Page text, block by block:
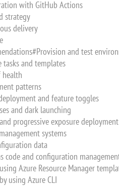
with GitHub Actions
strategy
delivery
and test
tasks and templates
patterns
and feature toggles
and dark launching
progressive exposure deployment
systems
data
code and configuration
Azure Resource Manager
using Azure CLI